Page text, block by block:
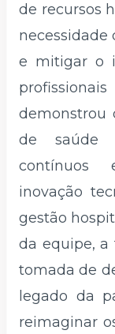
de recursos
necessidade
e mitigar o
demonstrou
de saúde
contínuos
inovação
gestão
da equipe, a
tomada de
legado da
reimaginar